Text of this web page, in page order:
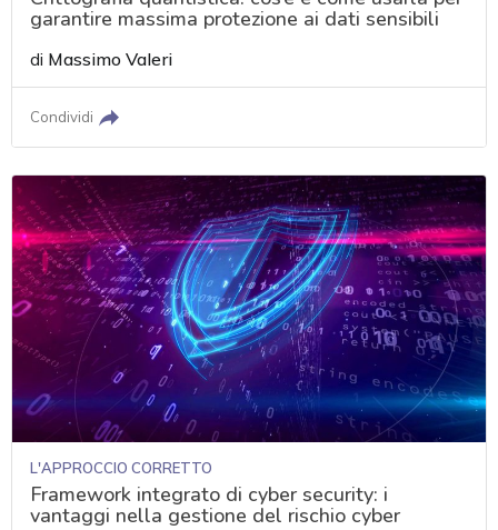
garantire massima protezione ai dati sensibili
di Massimo Valeri
Condividi
L'APPROCCIO CORRETTO
Framework integrato di cyber security: i
vantaggi nella gestione del rischio cyber